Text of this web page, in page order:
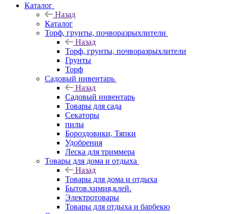
Каталог
Назад
Каталог
Торф, грунты, почворазрыхлители
Назад
Торф, грунты, почворазрыхлители
Грунты
Торф
Садовый инвентарь
Назад
Садовый инвентарь
Товары для сада
Секаторы
пилы
Бороздовики, Тяпки
Удобрения
Леска для триммера
Товары для дома и отдыха
Назад
Товары для дома и отдыха
Бытов.химия,клей.
Электротовары
Товары для отдыха и барбекю